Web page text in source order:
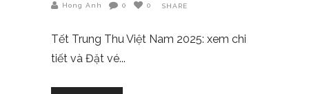
Hong Anh 0 0 SHARE
Tết Trung Thu Việt Nam 2025: xem chi
tiết và Đặt vé